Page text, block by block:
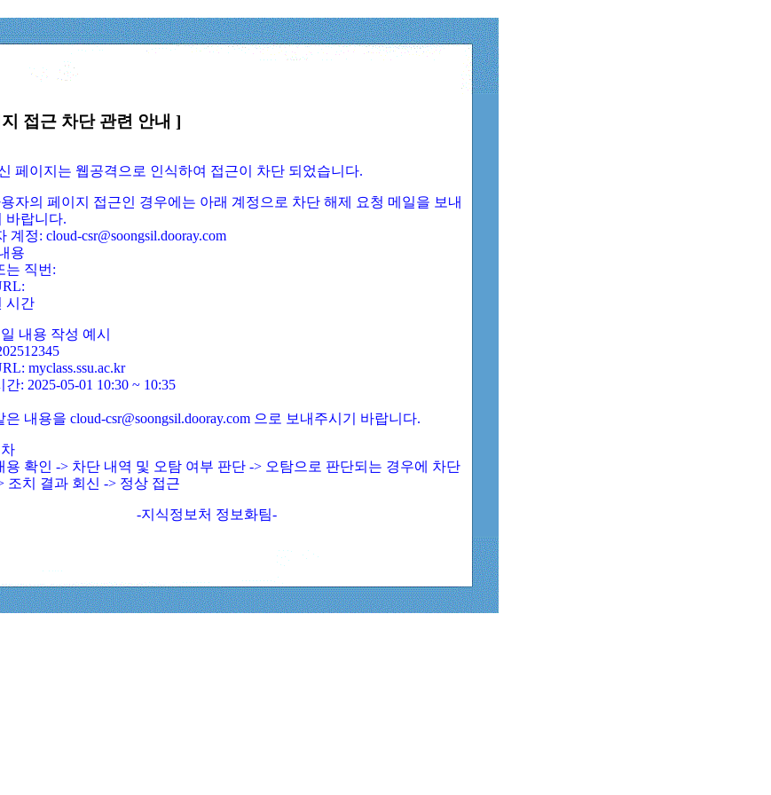
접근 차단 관련 안내 ]
페이지는 웹공격으로 인식하여 접근이 차단 되었습니다.
자의 페이지 접근인 경우에는 아래 계정으로 차단 해제 요청 메일을 보내
바랍니다.
계정: cloud-csr@soongsil.dooray.com
용
는 직번:
시간
내용 작성 예시
myclass.ssu.ac.kr
간: 2025-05-01 10:30 ~ 10:35
은 내용을 cloud-csr@soongsil.dooray.com 으로 보내주시기 바랍니다.
용 확인 -> 차단 내역 및 오탐 여부 판단 -> 오탐으로 판단되는 경우에 차단
조치 결과 회신 -> 정상 접근
-지식정보처 정보화팀-